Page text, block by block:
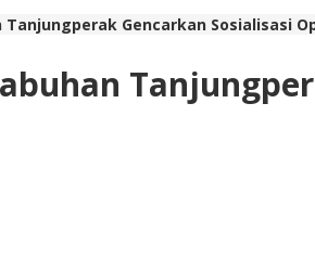
Gencarkan Sosialisasi